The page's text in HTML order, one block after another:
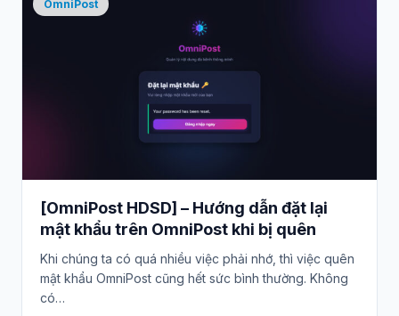
OmniPost
[OmniPost HDSD] – Hướng dẫn đặt lại
mật khẩu trên OmniPost khi bị quên
Khi chúng ta có quá nhiều việc phải nhớ, thì việc quên
mật khẩu OmniPost cũng hết sức bình thường. Không
có…